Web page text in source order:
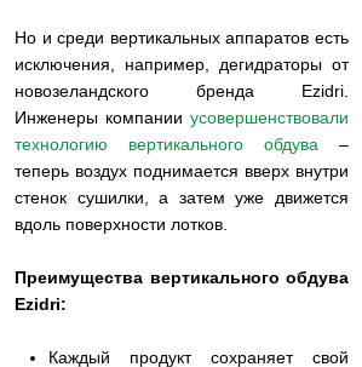
Но и среди вертикальных аппаратов есть
исключения, например, дегидраторы от
новозеландского бренда Ezidri.
Инженеры компании усовершенствовали
технологию вертикального обдува –
теперь воздух поднимается вверх внутри
стенок сушилки, а затем уже движется
вдоль поверхности лотков.
Преимущества вертикального обдува
Ezidri:
Каждый продукт сохраняет свой